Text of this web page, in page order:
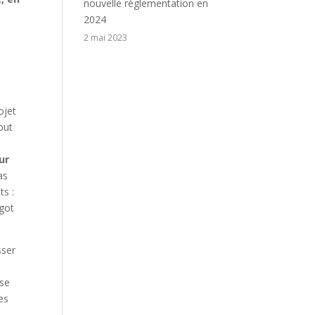
:
nouvelle réglementation en
2024
2 mai 2023